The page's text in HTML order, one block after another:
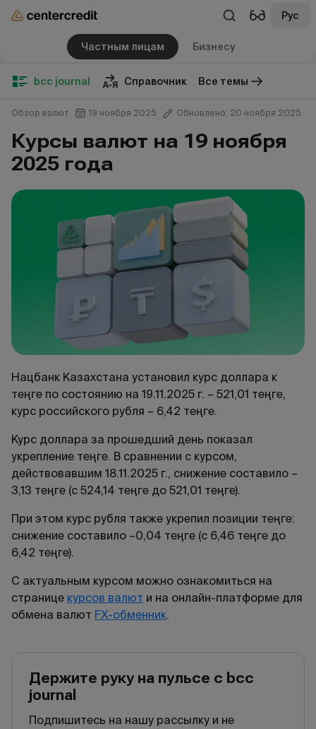
Рус
Частным лицам Бизнесу
bcc journal Справочник Все темы
Обзор валют 19 ноября 2025 Обновлено: 20 ноября 2025
Курсы валют на 19 ноября
2025 года
Нацбанк Казахстана установил курс доллара к
теңге по состоянию на 19.11.2025 г. – 521,01 теңге,
курс российского рубля – 6,42 теңге.
Курс доллара за прошедший день показал
укрепление теңге. В сравнении с курсом,
действовавшим 18.11.2025 г., снижение составило –
3,13 теңге (с 524,14 теңге до 521,01 теңге).
При этом курс рубля также укрепил позиции теңге:
снижение составило –0,04 теңге (с 6,46 теңге до
6,42 теңге).
С актуальным курсом можно ознакомиться на
странице курсов валют и на онлайн-платформе для
обмена валют FX-обменник.
Держите руку на пульсе с bcc
journal
Подпишитесь на нашу рассылку и не